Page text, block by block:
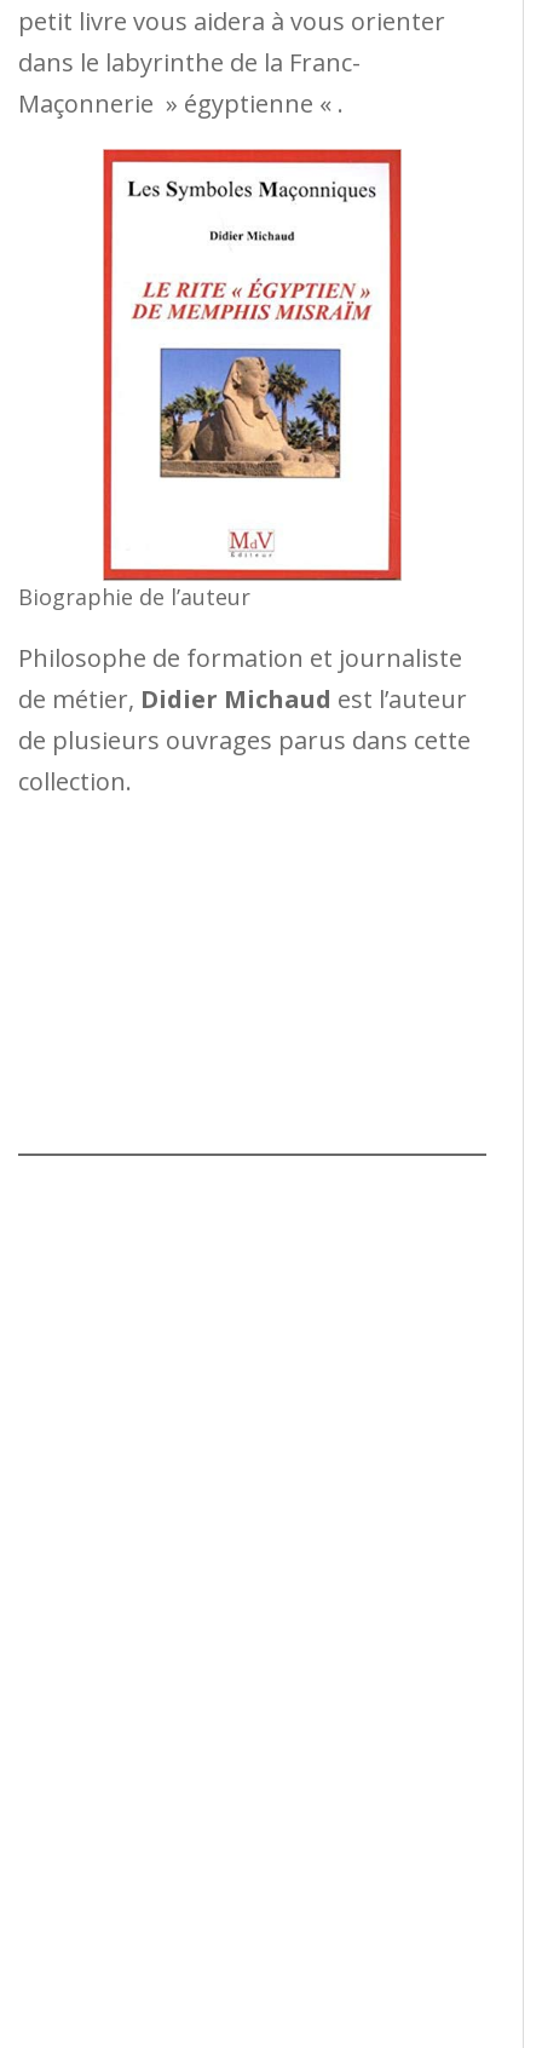
petit livre vous aidera à vous orienter
dans le labyrinthe de la Franc-
Maçonnerie » égyptienne « .
Biographie de l’auteur
Philosophe de formation et journaliste
de métier, Didier Michaud est l’auteur
de plusieurs ouvrages parus dans cette
collection.